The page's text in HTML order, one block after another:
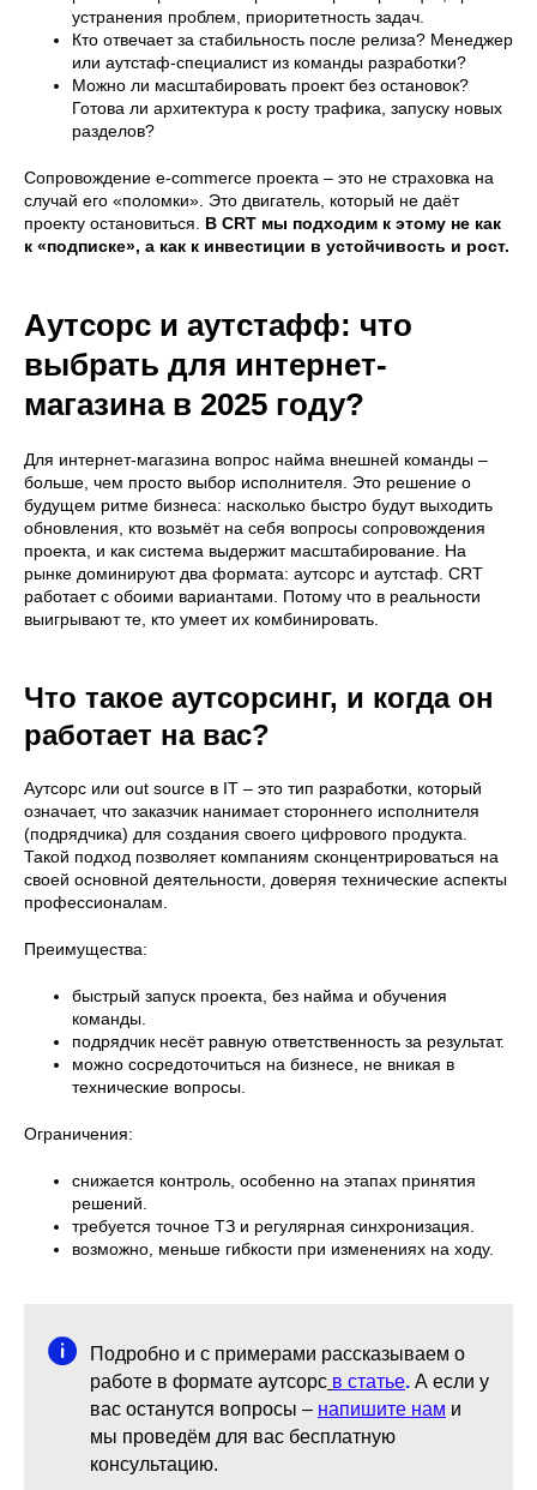
устранения проблем, приоритетность задач.
Кто отвечает за стабильность после релиза? Менеджер
или аутстаф-специалист из команды разработки?
Можно ли масштабировать проект без остановок?
Готова ли архитектура к росту трафика, запуску новых
разделов?
Сопровождение e-commerce проекта – это не страховка на
случай его «поломки». Это двигатель, который не даёт
проекту остановиться. В CRT мы подходим к этому не как
к «подписке», а как к инвестиции в устойчивость и рост.
Аутсорс и аутстафф: что
выбрать для интернет-
магазина в 2025 году?
Для интернет-магазина вопрос найма внешней команды –
больше, чем просто выбор исполнителя. Это решение о
будущем ритме бизнеса: насколько быстро будут выходить
обновления, кто возьмёт на себя вопросы сопровождения
проекта, и как система выдержит масштабирование. На
рынке доминируют два формата: аутсорс и аутстаф. CRT
работает с обоими вариантами. Потому что в реальности
выигрывают те, кто умеет их комбинировать.
Что такое аутсорсинг, и когда он
работает на вас?
Аутсорс или out source в IT – это тип разработки, который
означает, что заказчик нанимает стороннего исполнителя
(подрядчика) для создания своего цифрового продукта.
Такой подход позволяет компаниям сконцентрироваться на
своей основной деятельности, доверяя технические аспекты
профессионалам.
Преимущества:
быстрый запуск проекта, без найма и обучения
команды.
подрядчик несёт равную ответственность за результат.
можно сосредоточиться на бизнесе, не вникая в
технические вопросы.
Ограничения:
снижается контроль, особенно на этапах принятия
решений.
требуется точное ТЗ и регулярная синхронизация.
возможно, меньше гибкости при изменениях на ходу.
Подробно и с примерами рассказываем о
работе в формате аутсорс в статье. А если у
вас останутся вопросы – напишите нам и
мы проведём для вас бесплатную
консультацию.